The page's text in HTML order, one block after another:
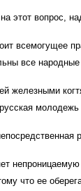
этот вопрос,
все
железными
непроницаемую
что ее